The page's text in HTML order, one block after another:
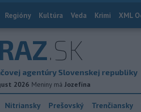
Regióny Kultúra Veda Krimi XML
.SK
agentúry Slovenskej republiky
2026 Meniny má Jozefína
Nitriansky Prešovský Trenčiansky